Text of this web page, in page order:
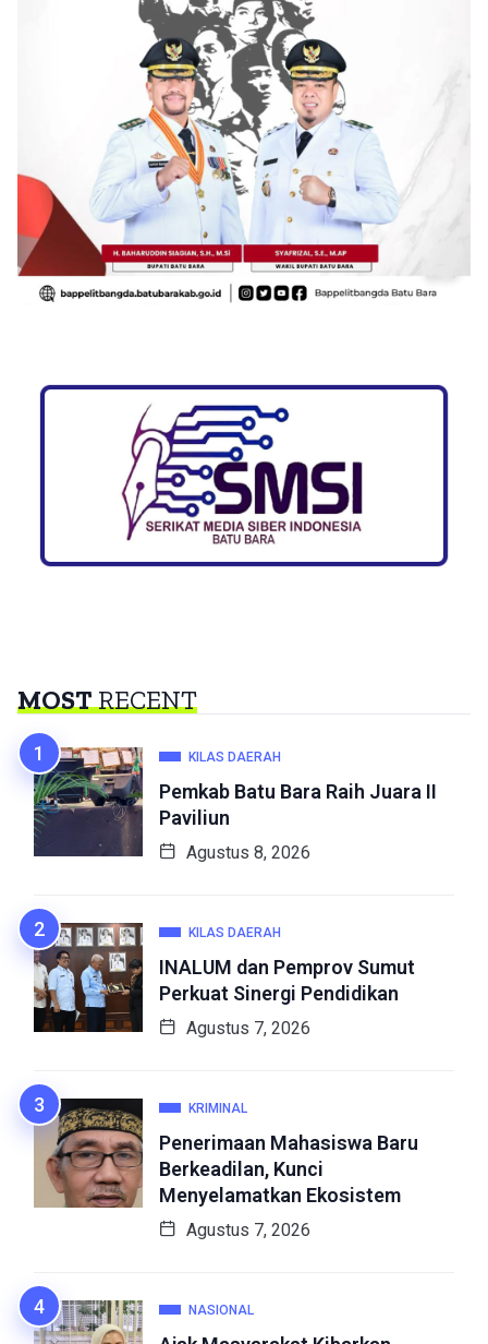
MOSTRECENT
KILAS DAERAH
Pemkab Batu Bara Raih Juara II
Paviliun
Agustus 8, 2026
KILAS DAERAH
INALUM dan Pemprov Sumut
Perkuat Sinergi Pendidikan
Agustus 7, 2026
KRIMINAL
Penerimaan Mahasiswa Baru
Berkeadilan, Kunci
Menyelamatkan Ekosistem
Agustus 7, 2026
NASIONAL